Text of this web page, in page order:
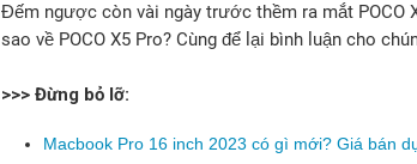
Đếm ngược còn vài ngày trước thềm ra mắt POCO
sao về POCO X5 Pro? Cùng để lại bình luận cho
>>> Đừng bỏ lỡ:
Macbook Pro 16 inch 2023 có gì mới? Giá bán